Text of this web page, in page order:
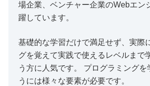
場企業、ベンチャー企業のWebエン
躍しています。
基礎的な学習だけで満足せず、実際
グを覚えて実践で使えるレベルまで
う方に人気です。 プログラミングを
うには様々な要素が必要です。